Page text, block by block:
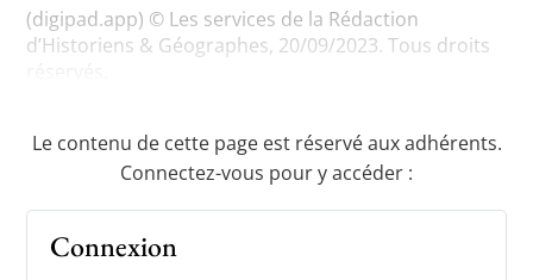
Culture
(digipad.app) © Les services de la Rédaction
d’Historiens & Géographes, 20/09/2023. Tous droits
Le contenu de cette page est réservé aux adhérents.
Connectez-vous pour y accéder :
Connexion